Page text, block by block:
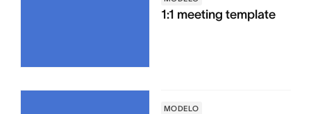
1:1 meeting template
MODELO